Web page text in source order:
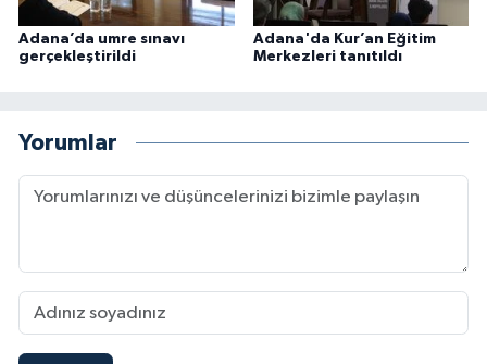
Adana’da umre sınavı
gerçekleştirildi
Adana'da Kur’an Eğitim
Merkezleri tanıtıldı
Yorumlar
Konya Müftülüğü
Malatya Müftülüğü
Manisa Müftülüğü
Mersin Müftülüğü